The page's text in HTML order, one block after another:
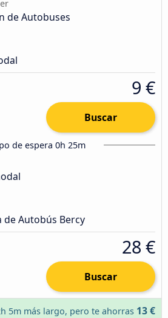
de Autobuses
9 €
Buscar
de espera 0h 25m
de Autobús Bercy
28 €
Buscar
5m más largo, pero te ahorras 13 €